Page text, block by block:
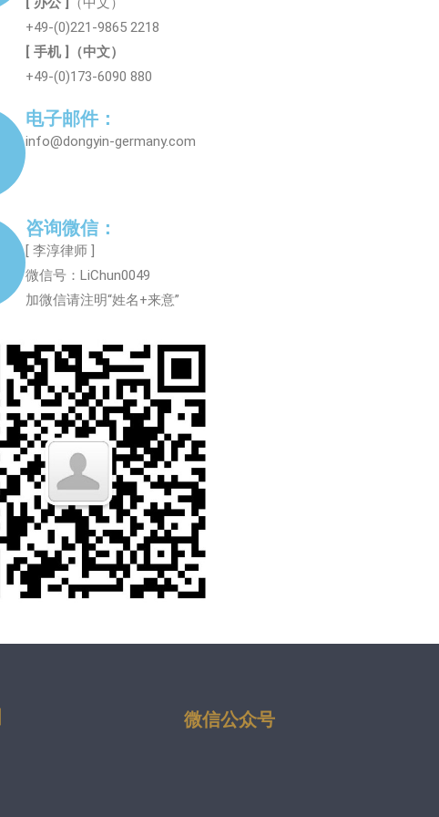
+49-(0)221-9865 2218
[ 手机 ]（中文）
+49-(0)173-6090 880
电子邮件：
info@dongyin-germany.com
咨询微信：
[ 李淳律师 ]
微信号：LiChun0049
加微信请注明“姓名+来意”
微信公众号